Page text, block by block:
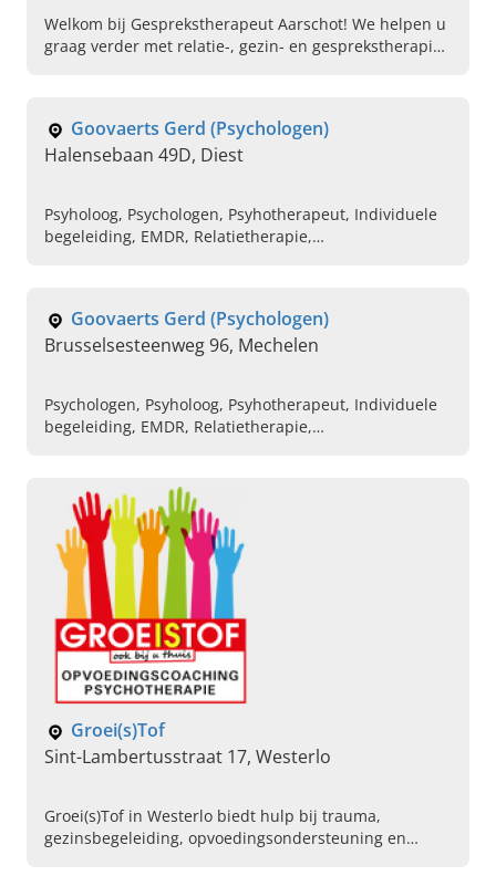
Welkom bij Gesprekstherapeut Aarschot! We helpen u
graag verder met relatie-, gezin- en gesprekstherapie.
Goovaerts Gerd (Psychologen)
Halensebaan 49D, Diest
Psyholoog, Psychologen, Psyhotherapeut, Individuele
begeleiding, EMDR, Relatietherapie,
Goovaerts Gerd (Psychologen)
Brusselsesteenweg 96, Mechelen
Psychologen, Psyholoog, Psyhotherapeut, Individuele
begeleiding, EMDR, Relatietherapie,
Groei(s)Tof
Sint-Lambertusstraat 17, Westerlo
Groei(s)Tof in Westerlo biedt hulp bij trauma,
gezinsbegeleiding, opvoedingsondersteuning en